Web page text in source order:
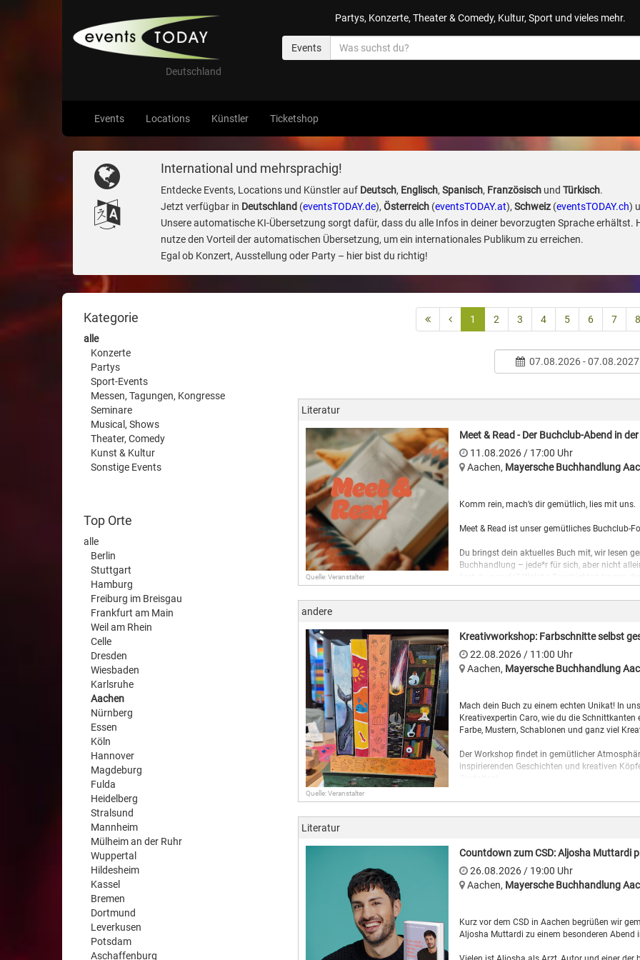
Deutschland
Partys, Konzerte, Theater & Comedy, Kultur, Sport und vieles mehr.
Events
Events Locations Künstler Ticketshop
International und mehrsprachig!
Entdecke Events, Locations und Künstler auf Deutsch, Englisch, Spanisch, Französischund Türkisch.
Jetzt verfügbar in Deutschland (eventsTODAY.de), Österreich(eventsTODAY.at), Schweiz(eventsTODAY.ch)
Unsere automatische KI-Übersetzung sorgt dafür, dass du alle Infos in deiner bevorzugten Sprache erhältst.
nutze den Vorteil der automatischen Übersetzung, um ein internationales Publikum zu erreichen.
Egal ob Konzert, Ausstellung oder Party – hier bist du richtig!
Kategorie
alle
Konzerte
Partys
Sport-Events
Messen, Tagungen, Kongresse
Seminare
Musical, Shows
Theater, Comedy
Kunst & Kultur
Sonstige Events
Top Orte
alle
Berlin
Stuttgart
Hamburg
Freiburg im Breisgau
Frankfurt am Main
Weil am Rhein
Celle
Dresden
Wiesbaden
Karlsruhe
Aachen
Nürnberg
Essen
Köln
Hannover
Magdeburg
Fulda
Heidelberg
Stralsund
Mannheim
Mülheim an der Ruhr
Wuppertal
Hildesheim
Kassel
Bremen
Dortmund
Leverkusen
Potsdam
Aschaffenburg
1 2 3 4 5 6 7 8
07.08.2026 - 07.08.2027
Literatur
Quelle: Veranstalter
Meet & Read - Der Buchclub-Abend in
11.08.2026 / 17:00 Uhr
Aachen, Mayersche Buchhandlung
Komm rein, mach’s dir gemütlich, lies mit uns.
Meet & Read ist unser gemütliches Buchclub-
Du bringst dein aktuelles Buch mit, wir lesen
Buchhandlung – jede*r für sich, aber nicht
Ein durch unsere Buchhändlerinnen
Komm vorbei, lerne neue Menschen kennen
zufällig am Nachbartisch.
Ort: KaffeeFleck (2. Etage der Buchhandlung)
andere
Quelle: Veranstalter
Kreativworkshop: Farbschnitte selbst
22.08.2026 / 11:00 Uhr
Aachen, Mayersche Buchhandlung
Mach dein Buch zu einem echten Unikat! In
Kreativexpertin Caro, wie du die
Farbe, Mustern, Schablonen und ganz viel
Der Workshop findet in gemütlicher
inspirierenden Geschichten und kreativen
Du darfst gerne ein eigenes Lieblingsbuch
gestalten möchtest– sei es ein Roman, ein
Wir freuen uns auf dich und einen kreativen
Der Workshop findet auf der 2. Etage im
Literatur
Countdown zum CSD: Aljosha Muttardi
26.08.2026/ 19:00 Uhr
Aachen, Mayersche Buchhandlung
Kurz vor dem CSD in Aachen begrüßen wir
Aljosha Muttardi zu einem besonderen Abend